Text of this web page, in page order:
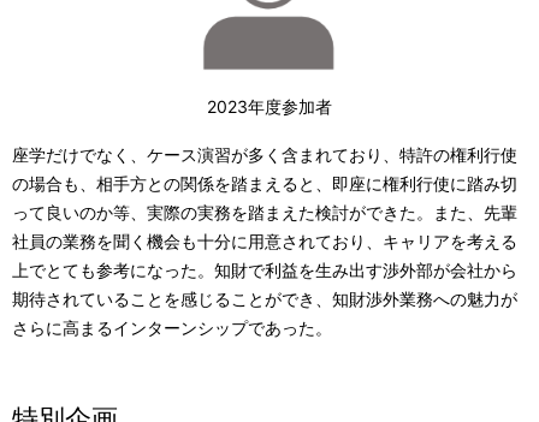
2023年度参加者
座学だけでなく、ケース演習が多く含まれており、特許の権利行使
の場合も、相手方との関係を踏まえると、即座に権利行使に踏み切
って良いのか等、実際の実務を踏まえた検討ができた。また、先輩
社員の業務を聞く機会も十分に用意されており、キャリアを考える
上でとても参考になった。知財で利益を生み出す渉外部が会社から
期待されていることを感じることができ、知財渉外業務への魅力が
さらに高まるインターンシップであった。